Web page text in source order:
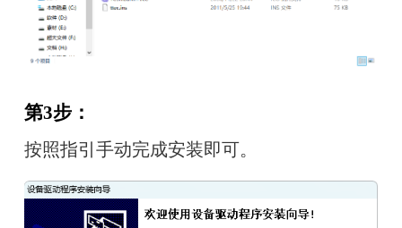
第3步：
按照指引手动完成安装即可。